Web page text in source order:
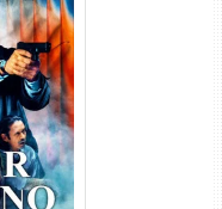
1080p